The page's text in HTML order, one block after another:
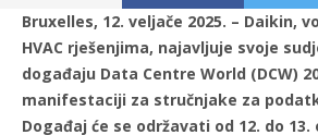
Bruxelles, 12. veljače 2025. – Daikin,
HVAC rješenjima, najavljuje svoje
događaju Data Centre World (DCW)
manifestaciji za stručnjake za
Događaj će se održavati od 12. do 13.